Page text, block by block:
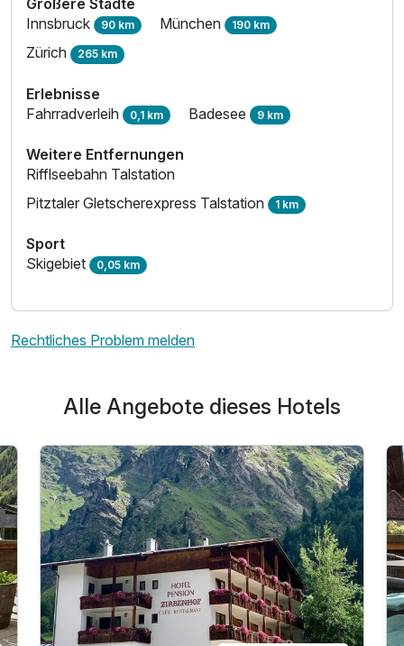
Größere Städte
Innsbruck 90 km München 190 km
Zürich 265 km
Erlebnisse
Fahrradverleih 0,1 km Badesee 9 km
Weitere Entfernungen
Rifflseebahn Talstation
Pitztaler Gletscherexpress Talstation 1 km
Sport
Skigebiet 0,05 km
Rechtliches Problem melden
Alle Angebote dieses Hotels